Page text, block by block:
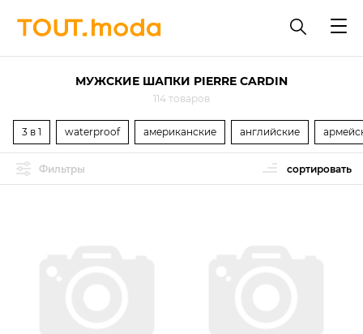
МУЖСКИЕ ШАПКИ PIERRE CARDIN
114 товаров
3 в 1 waterproof американские английские
Фильтры сортировать